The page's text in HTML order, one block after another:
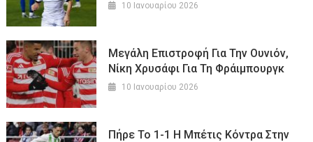
10 Ιανουαρίου 2026
Μεγάλη Επιστροφή Για Την Ουνιόν,
Νίκη Χρυσάφι Για Τη Φράιμπουργκ
10 Ιανουαρίου 2026
Πήρε Το 1-1 Η Μπέτις Κόντρα Στην